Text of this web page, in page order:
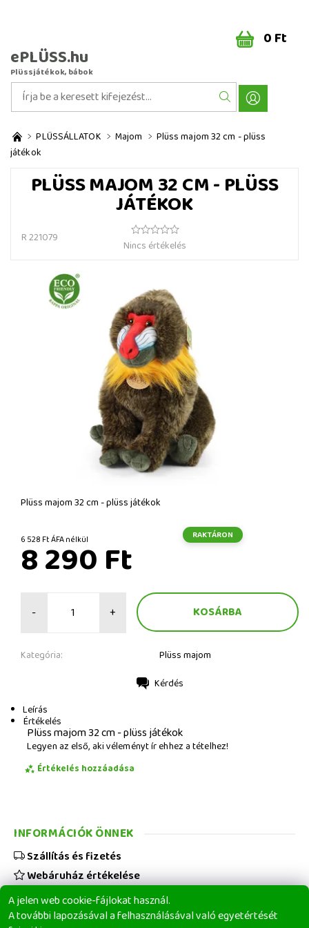
ePLÜSS.hu
Plüssjátékok, bábok
0 Ft
PLÜSSÁLLATOK Majom
Plüss majom 32 cm - plüss
játékok
PLÜSS MAJOM 32 CM - PLÜSS
JÁTÉKOK
R 221079
Nincs értékelés
Plüss majom 32 cm - plüss játékok
6 528 Ft ÁFA nélkül RAKTÁRON
8 290 Ft
- +
Kategória: Plüss majom
Kérdés
Leírás
Értékelés
Plüss majom 32 cm - plüss játékok
Legyen az első, aki véleményt ír ehhez a tételhez!
Értékelés hozzáadása
A jelen web cookie-fájlokat használ.
A további lapozásával a felhasználásával való egyetértését
INFORMÁCIÓK ÖNNEK
Szállítás és fizetés
Webáruház értékelése
Viszonteladóknak
Üzleti feltételek